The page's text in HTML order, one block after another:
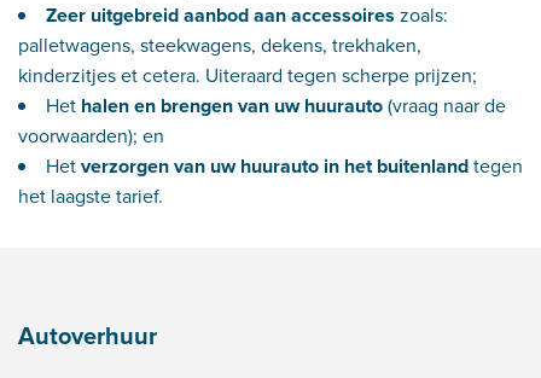
Zeer uitgebreid aanbod aan accessoires zoals:
palletwagens, steekwagens, dekens, trekhaken,
kinderzitjes et cetera. Uiteraard tegen scherpe prijzen;
Het halen en brengen van uw huurauto(vraag naar de
voorwaarden); en
Hetverzorgen van uw huurauto in het buitenlandtegen
het laagste tarief.
Autoverhuur